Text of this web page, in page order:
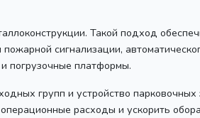
Такой подход
сигнализации,
погрузочные платформы.
групп и устройство парковочных
расходы и ускорить